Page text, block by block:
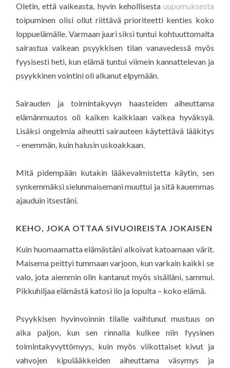
Oletin, että vaikeasta, hyvin kehollisesta uupumuksesta
toipuminen olisi ollut riittävä prioriteetti kenties koko
loppuelämälle. Varmaan juuri siksi tuntui kohtuuttomalta
sairastua vaikean psyykkisen tilan vanavedessä myös
fyysisesti heti, kun elämä tuntui viimein kannattelevan ja
psyykkinen vointini oli alkanut elpymään.
Sairauden ja toimintakyvyn haasteiden aiheuttama
elämänmuutos oli kaiken kaikkiaan vaikea hyväksyä.
Lisäksi ongelmia aiheutti sairauteen käytettävä lääkitys
– enemmän, kuin halusin uskoakkaan.
Mitä pidempään kutakin lääkevalmistetta käytin, sen
synkemmäksi sielunmaisemani muuttui ja sitä kauemmas
ajauduin itsestäni.
KEHO, JOKA OTTAA SIVUOIREISTA JOKAISEN
Kuin huomaamatta elämästäni alkoivat katoamaan värit.
Maisema peittyi tummaan varjoon, kun varkain kaikki se
valo, jota aiemmin olin kantanut myös sisälläni, sammui.
Pikkuhiljaa elämästä katosi ilo ja lopulta – koko elämä.
Psyykkisen hyvinvoinnin tilalle vaihtunut mustuus on
aika paljon, kun sen rinnalla kulkee niin fyysinen
toimintakyvyttömyys, kuin myös viikottaiset kivut ja
vahvojen kipulääkkeiden aiheuttama väsymys ja